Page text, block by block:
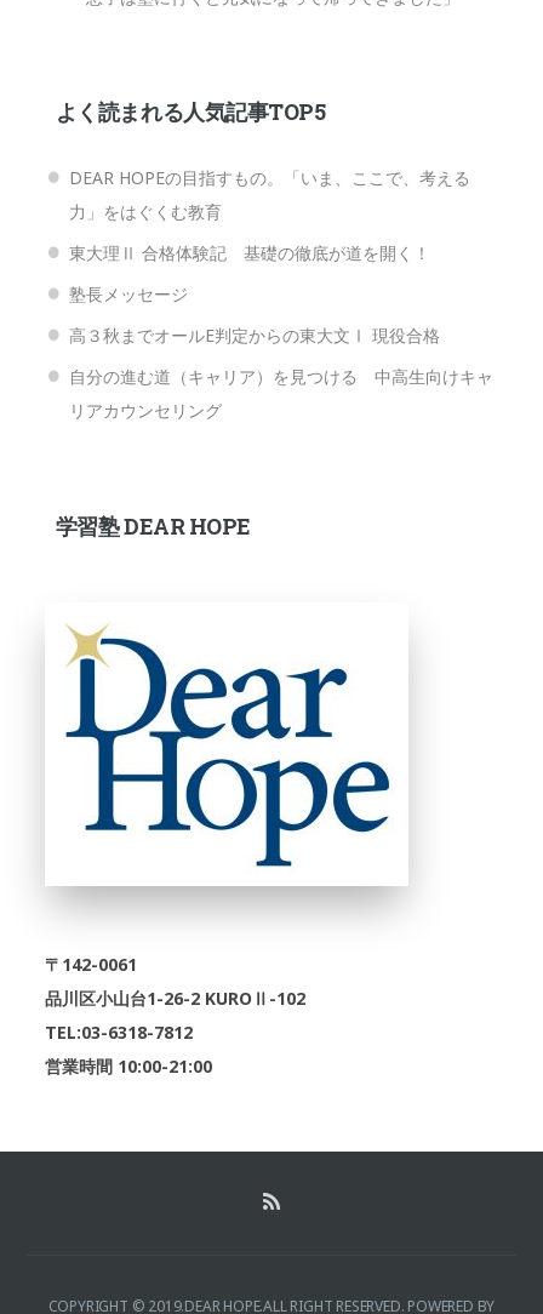
よく読まれる人気記事TOP5
DEAR HOPEの目指すもの。「いま、ここで、考える
力」をはぐくむ教育
東大理Ⅱ 合格体験記 基礎の徹底が道を開く！
塾長メッセージ
高３秋までオールE判定からの東大文Ⅰ 現役合格
自分の進む道（キャリア）を見つける 中高生向けキャ
リアカウンセリング
学習塾 DEAR HOPE
〒142-0061
品川区小山台1-26-2 KUROⅡ-102
TEL:03-6318-7812
営業時間 10:00-21:00
COPYRIGHT © 2019.DEAR HOPE.ALL RIGHT RESERVED. POWERED BY